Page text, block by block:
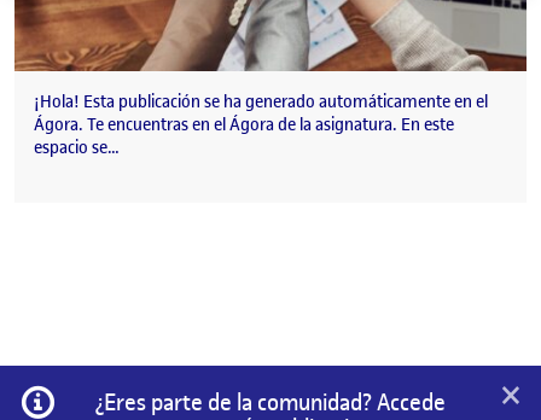
¡Hola! Esta publicación se ha generado automáticamente en el
Ágora. Te encuentras en el Ágora de la asignatura. En este
espacio se…
Información
¿Eres parte de la comunidad? Accede
×